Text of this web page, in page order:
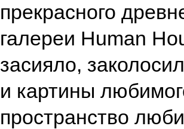
прекрасного
галереи Human
засияло,
и картины
пространство